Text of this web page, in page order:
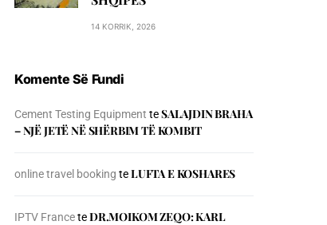
14 KORRIK, 2026
Komente Së Fundi
Cement Testing Equipment teSALAJDIN BRAHA
– NJЁ JETЁ NЁ SHЁRBIM TЁ KOMBIT
online travel booking teLUFTA E KOSHARES
IPTV FranceteDR.MOIKOM ZEQO: KARL